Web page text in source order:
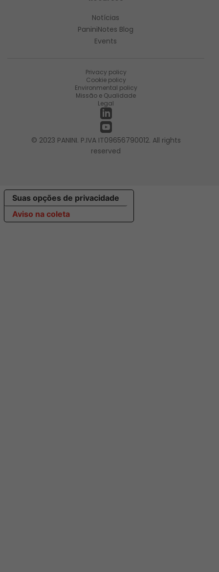
Notícias
PaniniNotes Blog
Events
Privacy policy
Cookie policy
Environmental policy
Missão e Qualidade
Legal
© 2023 PANINI. P.IVA IT09656790012. All rights
reserved
Aviso na coleta
Suas opções de privacidade